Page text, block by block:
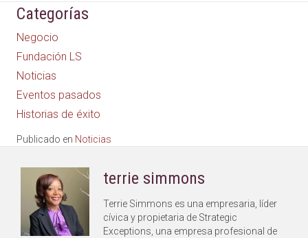
Categorías
Negocio
Fundación LS
Noticias
Eventos pasados
Historias de éxito
Publicado en Noticias
terrie simmons
Terrie Simmons es una empresaria, líder
cívica y propietaria de Strategic
Exceptions, una empresa profesional de